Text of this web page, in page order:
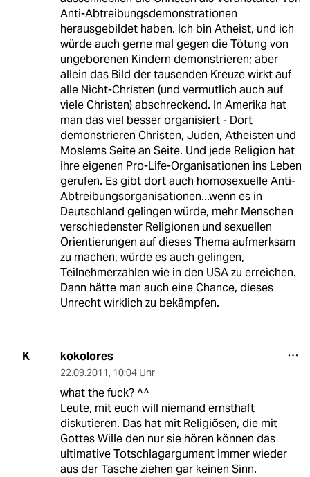
Anti-Abtreibungsdemonstrationen
herausgebildet haben. Ich bin Atheist, und ich
würde auch gerne mal gegen die Tötung von
ungeborenen Kindern demonstrieren; aber
allein das Bild der tausenden Kreuze wirkt auf
alle Nicht-Christen (und vermutlich auch auf
viele Christen) abschreckend. In Amerika hat
man das viel besser organisiert - Dort
demonstrieren Christen, Juden, Atheisten und
Moslems Seite an Seite. Und jede Religion hat
ihre eigenen Pro-Life-Organisationen ins Leben
gerufen. Es gibt dort auch homosexuelle Anti-
Abtreibungsorganisationen...wenn es in
Deutschland gelingen würde, mehr Menschen
verschiedenster Religionen und sexuellen
Orientierungen auf dieses Thema aufmerksam
zu machen, würde es auch gelingen,
Teilnehmerzahlen wie in den USA zu erreichen.
Dann hätte man auch eine Chance, dieses
Unrecht wirklich zu bekämpfen.
K kokolores
22.09.2011, 10:04 Uhr
what the fuck? ^^
Leute, mit euch will niemand ernsthaft
diskutieren. Das hat mit Religiösen, die mit
Gottes Wille den nur sie hören können das
ultimative Totschlagargument immer wieder
aus der Tasche ziehen gar keinen Sinn.